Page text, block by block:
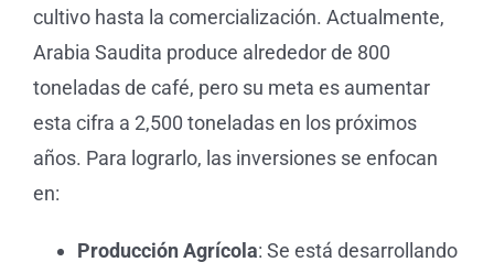
cultivo hasta la comercialización. Actualmente,
Arabia Saudita produce alrededor de 800
toneladas de café, pero su meta es aumentar
esta cifra a 2,500 toneladas en los próximos
años. Para lograrlo, las inversiones se enfocan
en:
Producción Agrícola: Se está desarrollando